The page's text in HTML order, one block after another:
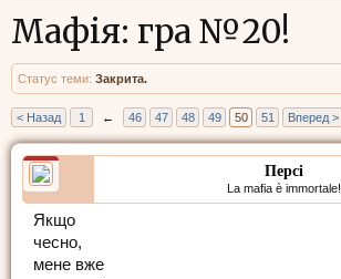
Мафія: гра №20!
Статус теми: Закрита.
< Назад 1 ← 46 47 48 49 50 51 Вперед >
Персі
La mafia è immortale!
Якщо
чесно,
мене вже